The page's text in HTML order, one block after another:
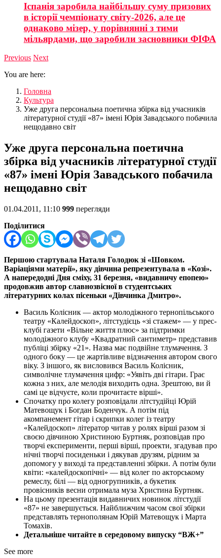
Іспанія заробила найбільшу суму призових
в історії чемпіонату світу-2026, але це
однаково мізер, у порівнянні з тими
мільярдами, що заробили засновники ФІФА
Previous Next
You are here:
Головна
Культура
Уже друга персональна поетична збірка від учасників
літературної студії «87» імені Юрія Завадського побачила
нещодавно світ
Уже друга персональна поетична
збірка від учасників літературної студії
«87» імені Юрія Завадського побачила
нещодавно світ
01.04.2011, 11:10 999 перегляди
Поділитися
Першою стартувала Наталя Голодюк зі «Шовком.
Варіаціями матерії», яку дівчина репрезентувала в «Козі».
А напередодні Дня сміху, 31 березня, «видавничу епопею»
продовжив автор славнозвісної в студентських
літературних колах пісеньки «Дівчинка Дмитро».
Василь Колісник — актор молодіжного тернопільського
театру «Калейдоскоп», літстудієць «зі стажем» — у прес-
клубі газети «Вільне життя плюс» за підтримки
молодіжного клубу «Квадратний сантиметр» представив
публіці збірку «21». Назва має подвійне тлумачення. З
одного боку — це жартівливе відзначення автором свого
віку. З іншого, як висловився Василь Колісник,
символічне тлумачення цифр: «Уявіть дві гітари. Грає
кожна з них, але мелодія виходить одна. Зрештою, ви й
самі це відчуєте, коли прочитаєте вірші».
Спочатку про колегу розповідали літстудійці Юрій
Матевощук і Богдан Боденчук. А потім під
акомпанемент гітар і скрипки колег із театру
«Калейдоскоп» літератор читав у ролях вірші разом зі
своєю дівчиною Христиною Буртняк, розповідав про
творчі експерименти, перші вірші, проекти, згадував про
нічні творчі посиденьки і дякував друзям, рідним за
допомогу у виході та представленні збірки. А потім були
квіти: «калейдоскопічні» — від колег по акторському
ремеслу, білі — від одногрупників, а букетик
провісників весни отримала муза Христина Буртняк.
На цьому презентація видавничих новинок літстудії
«87» не завершується. Найближчим часом свої збірки
представлять тернополянам Юрій Матевощук і Марта
Томахів.
Детальніше читайте в середовому випуску “ВЖ+”
See more